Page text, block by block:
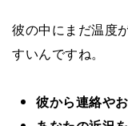
彼の中にまだ温度
すいんですね。
彼から連絡や